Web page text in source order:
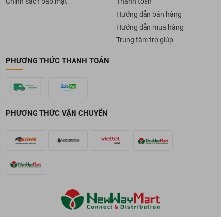
Tránh ánh nắng trực tiếp, nơi có nhiệt độ cao hoặc ẩm ướt.
Hướng dẫn bán hàng
Hướng dẫn mua hàng
Trung tâm trợ giúp
PHƯƠNG THỨC THANH TOÁN
PHƯƠNG THỨC VẬN CHUYỂN